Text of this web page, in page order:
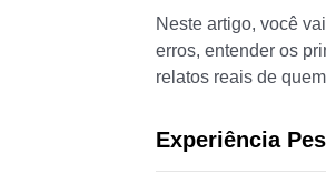
Neste artigo, você
erros, entender os
relatos reais de
Experiência